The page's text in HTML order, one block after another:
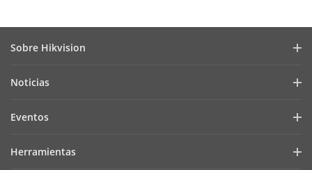
Sobre Hikvision
Ciberseguridad
Noticias
Casos de Éxito
Eventos
Herramientas